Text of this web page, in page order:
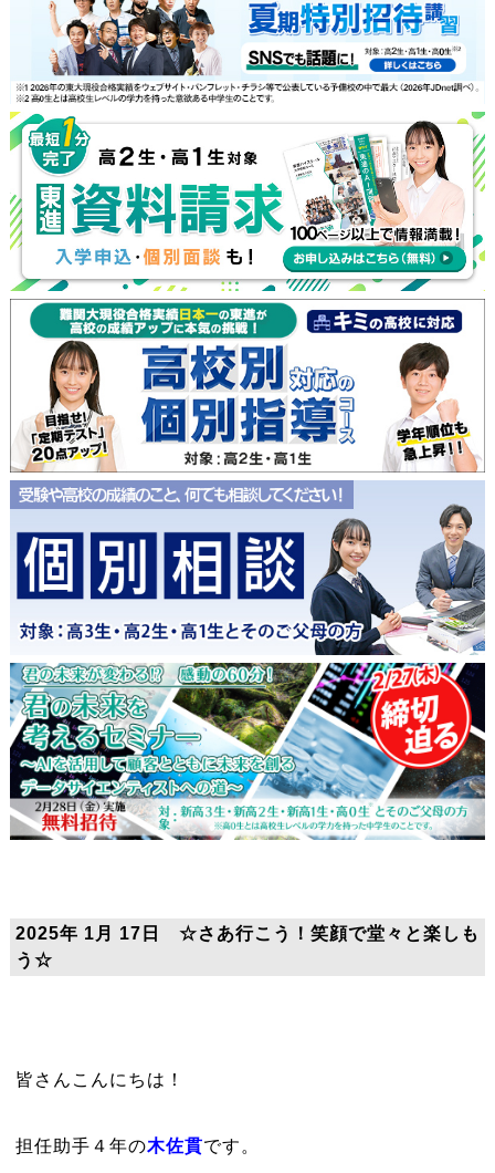
2025年 1月 17日 ☆さあ行こう！笑顔で堂々と楽しも
う☆
皆さんこんにちは！
担任助手４年の木佐貫です。